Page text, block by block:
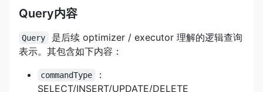
Query内容
Query
是后续 optimizer / executor 理解的逻辑查询
表示。其包含如下内容：
commandType
：
SELECT/INSERT/UPDATE/DELETE